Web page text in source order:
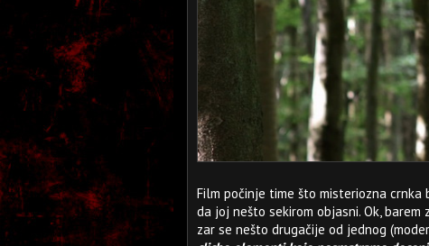
Film počinje time što misteriozna crnka
da joj nešto sekirom objasni. Ok,
zar se nešto drugačije od jednog